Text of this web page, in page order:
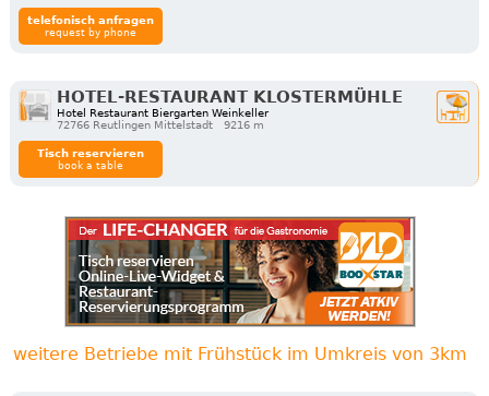
telefonisch anfragen
request by phone
HOTEL-RESTAURANT KLOSTERMÜHLE
Hotel Restaurant Biergarten Weinkeller
72766 Reutlingen Mittelstadt
9216 m
Tisch reservieren
book a table
weitere Betriebe mit Frühstück im Umkreis von 3km